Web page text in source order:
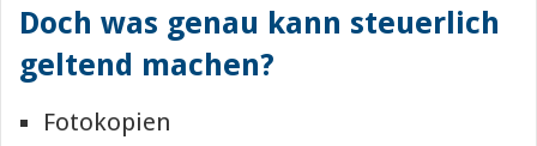
Doch was genau kann steuerlich
geltend machen?
Fotokopien